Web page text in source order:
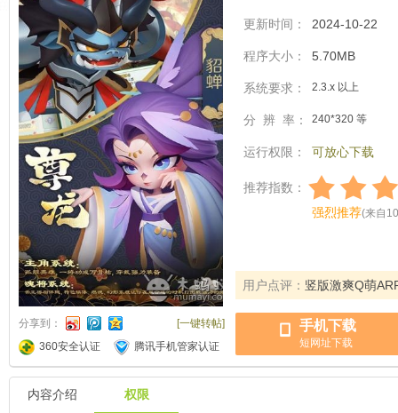
分享到：
[一键转帖]
360安全认证
腾讯手机管家认证
更新时间： 2024-10-22
程序大小： 5.70MB
系统要求： 2.3.x 以上
分 辨 率： 240*320 等
运行权限： 可放心下载
推荐指数：
强烈推荐(来自 10
用户点评： 竖版激爽Q萌
手机下载
短网址下载
内容介绍 权限